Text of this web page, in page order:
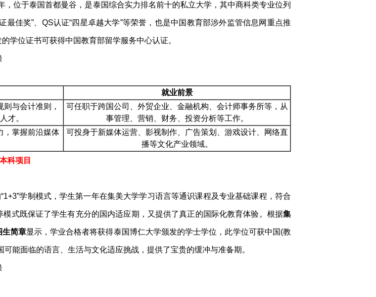
位于泰国首都曼谷，是泰国综合实力排名前十的私立大学，其中商科类专业位列
佳奖”、QS认证“四星卓越大学”等荣誉，也是中国教育部涉外监管信息网重点推
学位证书可获得中国教育部留学服务中心认证。
就业前景
与会计准则，
才。
可任职于跨国公司、外贸企业、金融机构、会计师事务所等，从
事管理、营销、财务、投资分析等工作。
，掌握前沿媒体
可投身于新媒体运营、影视制作、广告策划、游戏设计、网络直
播等文化产业领域。
科项目
学制模式，学生第一年在集美大学学习语言等通识课程及专业基础课程，符合
式既保证了学生有充分的国内适应期，又提供了真正的国际化教育体验。根据集
生简章显示，学业合格者将获得泰国博仁大学颁发的学士学位，此学位可获中国(教
能面临的语言、生活与文化适应挑战，提供了宝贵的缓冲与准备期。